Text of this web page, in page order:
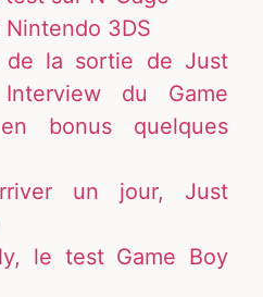
3DS
la sortie de Just
du Game
bonus quelques
un jour, Just
le test Game Boy